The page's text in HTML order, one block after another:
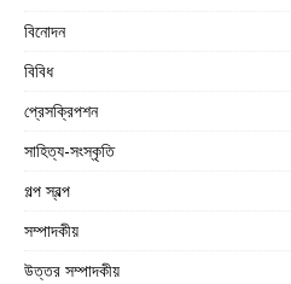
বিনোদন
বিবিধ
প্রেসক্রিপশন
সাহিত্য-সংস্কৃতি
গল্প স্বল্প
সম্পাদকীয়
উত্তর সম্পাদকীয়